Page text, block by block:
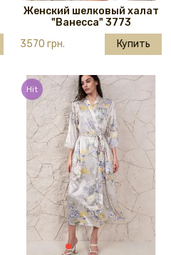
Женский шелковый халат
"Ванесса" 3773
3570 грн.
Купить
Hit